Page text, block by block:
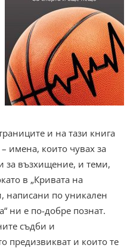
и на тази книга
имена, които чувах за
за възхищение, и теми,
в „Кривата на
написани по уникален
ни е по-добре познат.
съдби и
предизвикват и които те